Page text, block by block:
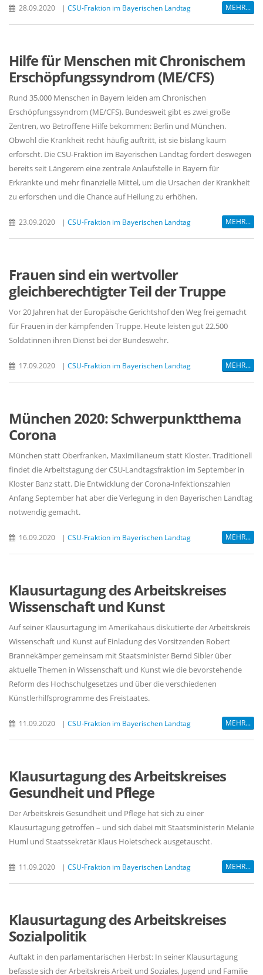
28.09.2020 | CSU-Fraktion im Bayerischen Landtag MEHR...
Hilfe für Menschen mit Chronischem
Erschöpfungssyndrom (ME/CFS)
Rund 35.000 Menschen in Bayern leiden am Chronischen
Erschöpfungssyndrom (ME/CFS). Bundesweit gibt es zwei große
Zentren, wo Betroffene Hilfe bekommen: Berlin und München.
Obwohl die Krankheit recht häufig auftritt, ist sie bislang kaum
erforscht. Die CSU-Fraktion im Bayerischen Landtag fordert deswegen
bereits seit Längerem eine zentrale Anlaufstelle in Bayern für
Erkrankte und mehr finanzielle Mittel, um die Ursachen der Krankheit
zu erforschen und die Chance auf Heilung zu erhöhen.
23.09.2020 | CSU-Fraktion im Bayerischen Landtag MEHR...
Frauen sind ein wertvoller
gleichberechtigter Teil der Truppe
Vor 20 Jahren hat der Europäische Gerichtshof den Weg frei gemacht
für Frauen in der kämpfenden Truppe. Heute leisten gut 22.500
Soldatinnen ihren Dienst bei der Bundeswehr.
17.09.2020 | CSU-Fraktion im Bayerischen Landtag MEHR...
München 2020: Schwerpunktthema
Corona
München statt Oberfranken, Maximilianeum statt Kloster. Traditionell
findet die Arbeitstagung der CSU-Landtagsfraktion im September in
Kloster Banz statt. Die Entwicklung der Corona-Infektionszahlen
Anfang September hat aber die Verlegung in den Bayerischen Landtag
notwendig gemacht.
16.09.2020 | CSU-Fraktion im Bayerischen Landtag MEHR...
Klausurtagung des Arbeitskreises
Wissenschaft und Kunst
Auf seiner Klausurtagung im Amerikahaus diskutierte der Arbeitskreis
Wissenschaft und Kunst auf Einladung des Vorsitzenden Robert
Brannekämper gemeinsam mit Staatsminister Bernd Sibler über
aktuelle Themen in Wissenschaft und Kunst wie die bevorstehende
Reform des Hochschulgesetzes und über die verschiedenen
Künstlerhilfsprogramme des Freistaates.
11.09.2020 | CSU-Fraktion im Bayerischen Landtag MEHR...
Klausurtagung des Arbeitskreises
Gesundheit und Pflege
Der Arbeitskreis Gesundheit und Pflege hat sich zu einer
Klausurtagung getroffen – und sich dabei mit Staatsministerin Melanie
Huml und Staatssekretär Klaus Holetscheck ausgetauscht.
11.09.2020 | CSU-Fraktion im Bayerischen Landtag MEHR...
Klausurtagung des Arbeitskreises
Sozialpolitik
Auftakt in den parlamentarischen Herbst: In seiner Klausurtagung
befasste sich der Arbeitskreis Arbeit und Soziales, Jugend und Familie